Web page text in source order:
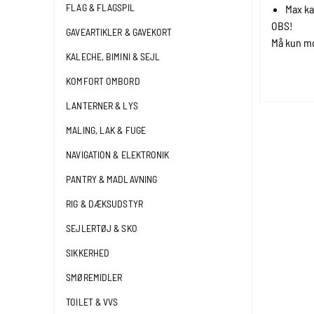
FLAG & FLAGSPIL
GAVEARTIKLER & GAVEKORT
KALECHE, BIMINI & SEJL
KOMFORT OMBORD
LANTERNER & LYS
MALING, LAK & FUGE
NAVIGATION & ELEKTRONIK
PANTRY & MADLAVNING
RIG & DÆKSUDSTYR
SEJLERTØJ & SKO
SIKKERHED
SMØREMIDLER
TOILET & VVS
Max
OBS!
Må kun